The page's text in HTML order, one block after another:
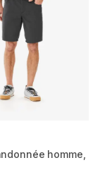
homme,